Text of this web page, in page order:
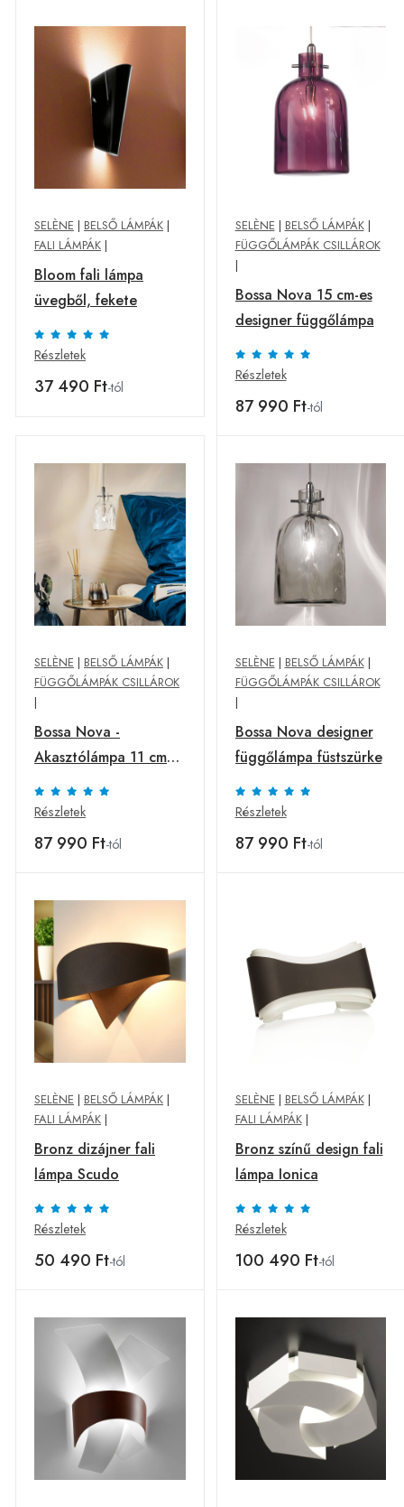
SELÈNE | BELSŐ LÁMPÁK |
FALI LÁMPÁK |
Bloom fali lámpa
üvegből, fekete
Részletek
37 490 Ft-tól
SELÈNE | BELSŐ LÁMPÁK|
FÜGGŐLÁMPÁK CSILLÁROK
|
Bossa Nova 15 cm-es
designer függőlámpa
Részletek
87 990 Ft-tól
SELÈNE | BELSŐ LÁMPÁK |
FÜGGŐLÁMPÁK CSILLÁROK
|
Bossa Nova -
Akasztólámpa 11 cm
átlátszó
Részletek
87 990 Ft-tól
SELÈNE | BELSŐ LÁMPÁK|
FÜGGŐLÁMPÁK CSILLÁROK
|
Bossa Nova designer
függőlámpa füstszürke
Részletek
87 990 Ft-tól
SELÈNE | BELSŐ LÁMPÁK |
FALI LÁMPÁK |
Bronz dizájner fali
lámpa Scudo
Részletek
50 490 Ft-tól
SELÈNE | BELSŐ LÁMPÁK|
FALI LÁMPÁK|
Bronz színű design fali
lámpa Ionica
Részletek
100 490 Ft-tól